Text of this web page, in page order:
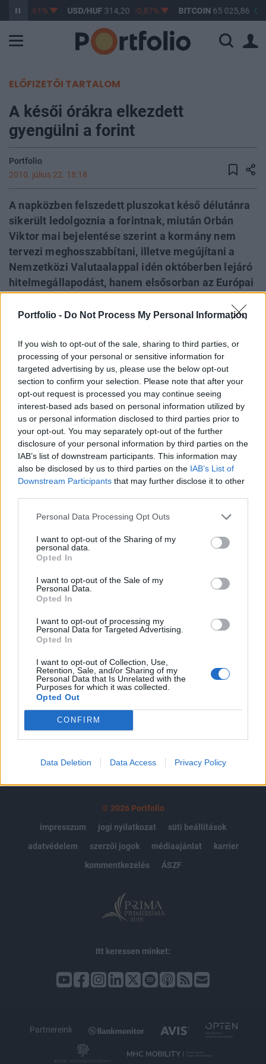
Portfolio - Do Not Process My Personal Information
If you wish to opt-out of the sale, sharing to third parties, or
processing of your personal or sensitive information for
targeted advertising by us, please use the below opt-out
section to confirm your selection. Please note that after your
opt-out request is processed you may continue seeing
interest-based ads based on personal information utilized by
us or personal information disclosed to third parties prior to
your opt-out. You may separately opt-out of the further
disclosure of your personal information by third parties on the
IAB’s list of downstream participants. This information may
also be disclosed by us to third parties on the IAB’s List of
Downstream Participants that may further disclose it to other
Personal Data Processing Opt Outs
I want to opt-out of the Sharing of my
personal data.
Opted In
I want to opt-out of the Sale of my
Personal Data.
Opted In
I want to opt-out of processing my
Personal Data for Targeted Advertising.
Opted In
I want to opt-out of Collection, Use,
Retention, Sale, and/or Sharing of my
Personal Data that Is Unrelated with the
Purposes for which it was collected.
Opted Out
CONFIRM
Data Deletion Data Access Privacy Policy
-0,61% USD/HUF314,20 -0,87% BITCOIN65 025,86
ELŐFIZETŐI TARTALOM
A késői órákra elkezdett
gyengülni a forint
Portfolio
2010. július 22. 18:18
A napközben felszedett pluszokat késő délutánra
sikerült ledolgoznia a forintnak, miután Orbán
Viktor mai bejelentése szerint a kormány nem
tervezi meghosszabbítani, illetve megújítani a
Nemzetközi Valutaalappal idén októberben lejáró
hitelmegállapodást, hanem elsősorban az Európai
megegyezésről. Ez pedig az eddiginél lassabb
vonatkozna, így nem csoda talán, hogy a továbbra
is optimista befektetői környezetben a délután
során forintgyengülés bontakozott ki.
18:15 Bár a forint sokáig jól állta a sarat a kormányzati
tervek ismertetését követően, a késő délutáni órákra
megérkezett a gyengülés, és végül a tegnapi zárószintekig
nyomták vissza a kurzust. Úgy, hogy eközben a világban
továbbra is dúl az optimizmus és a hangulatban sem volt
bicsaklás.16:59 A nemzetközi befektetői hangulat
határozottan pozitív volt ma délután...
A keresett cikk a portfolio.hu hírarchívumához
tartozik, melynek olvasása előfizetéses
regisztrációhoz kötött.
Az előfizetés a következőket tartalmazza:
Kötéslisták: BÉT elmúlt 2 év napon belüli
kötéslistái
Előfizetés
MÁR ELŐFIZETŐNK VAGY?
© 2026 Portfolio
impresszum
jogi nyilatkozat
süti beállítások
adatvédelem
szerzői jogok médiaajánlat
karrier
kommentkezelés
ÁSZF
Itt keressen minket:
Partnereink